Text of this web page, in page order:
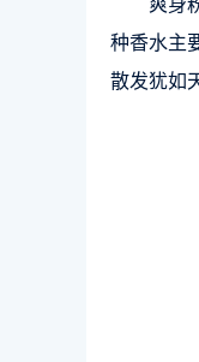
爽身
种香水主
散发犹如